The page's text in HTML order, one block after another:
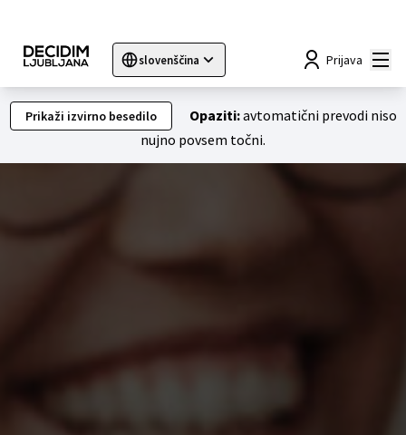
slovenščina
Sprache wählen Choose language Choisir la langue
Prijava
Prikaži izvirno besedilo Opaziti:avtomatični prevodi niso
nujno povsem točni.